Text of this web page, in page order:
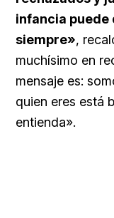
infancia puede
siempre»,
muchísimo en
mensaje es:
quien eres está
entienda».